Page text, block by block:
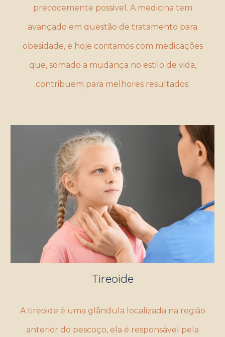
precocemente possivel. A medicina tem
avançado em questão de tratamento para
obesidade, e hoje contamos com medicações
que, somado a mudança no estilo de vida,
contribuem para melhores resultados.
Tireoide
A tireoide é uma glândula localizada na região
anterior do pescoço, ela é responsável pela